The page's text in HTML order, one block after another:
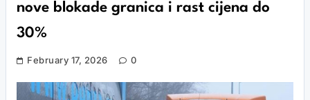
nove blokade granica i rast cijena do
30%
February 17, 2026 0